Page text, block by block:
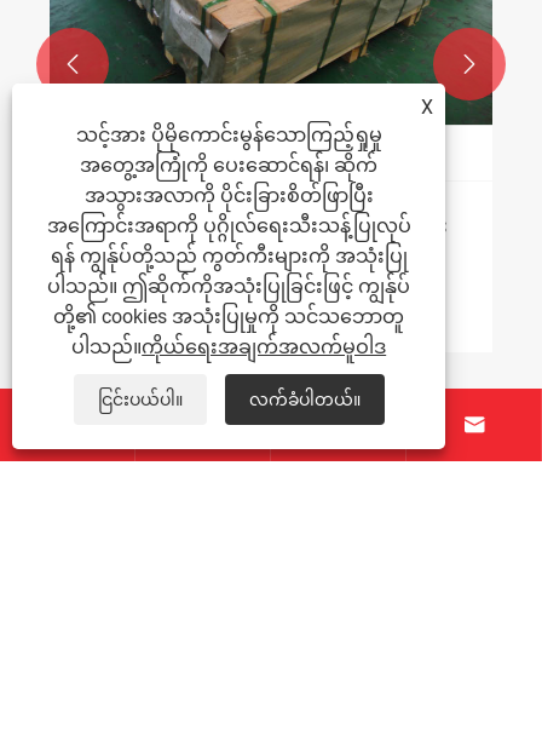
သံမဏိစာရွက် 304 ခု၏ Surface ကုသမှုနည်း
လမ်းများကဘာတွေလဲ။
ပိုမိုကြည့်ရှုပါ။ >>
 
ကြှနျုပျတို့အကွောငျး  
X
သင့်အား ပိုမိုကောင်းမွန်သောကြည့်ရှုမှု
အတွေ့အကြုံကို ပေးဆောင်ရန်၊ ဆိုက်
အသွားအလာကို ပိုင်းခြားစိတ်ဖြာပြီး
အကြောင်းအရာကို ပုဂ္ဂိုလ်ရေးသီးသန့်ပြုလုပ်
ရန် ကျွန်ုပ်တို့သည် ကွတ်ကီးများကို အသုံးပြု
ပါသည်။ ဤဆိုက်ကိုအသုံးပြုခြင်းဖြင့် ကျွန်ုပ်
တို့၏ cookies အသုံးပြုမှုကို သင်သဘောတူ
ပါသည်။ကိုယ်ရေးအချက်အလက်မူဝါဒ
ငြင်းပယ်ပါ။ လက်ခံပါတယ်။